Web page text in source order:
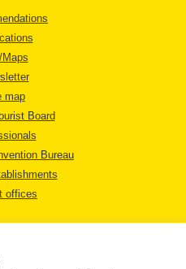
map
Board
Bureau
offices